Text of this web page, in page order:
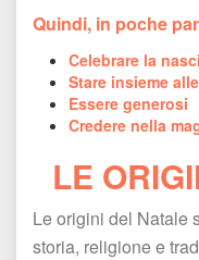
Quindi, in poche
Celebrare la
Stare insieme
Essere generosi
Credere nella
LE
Le origini del Natale
toria, religione e